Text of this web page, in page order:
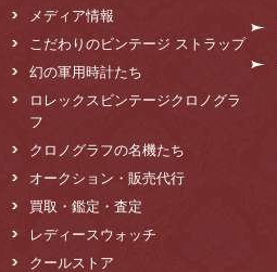
メディア情報
こだわりのビンテージ ストラップ
幻の軍用時計たち
ロレックスビンテージクロノグラ
フ
クロノグラフの名機たち
オークション・販売代行
買取・鑑定・査定
レディースウォッチ
クールストア